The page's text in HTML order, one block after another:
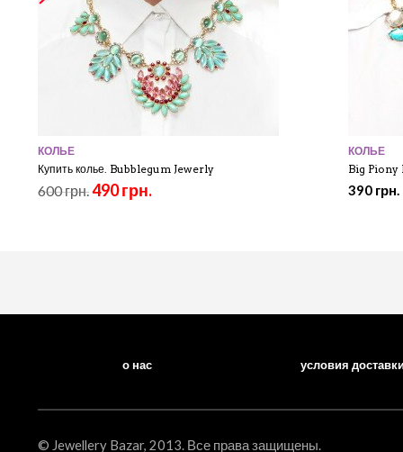
КОЛЬЕ
Купить колье. Bubblegum Jewerly
600 грн.490 грн.
КОЛЬЕ
Big Piony
390 грн.
о нас условия
© Jewellery Bazar, 2013. Все права защищены.